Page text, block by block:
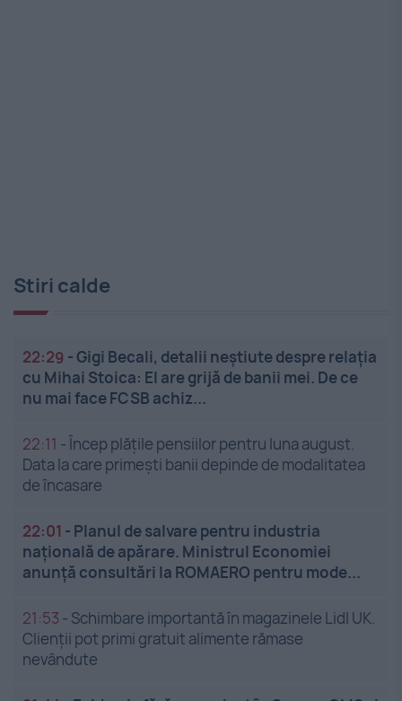
Stiri calde
22:29 -Gigi Becali, detalii neștiute despre relația
cu Mihai Stoica: El are grijă de banii mei. De ce
nu mai face FCSB achiz...
22:11 -Încep plățile pensiilor pentru luna august.
Data la care primești banii depinde de modalitatea
de încasare
22:01 - Planul de salvare pentru industria
națională de apărare. Ministrul Economiei
anunță consultări la ROMAERO pentru mode...
21:53 - Schimbare importantă în magazinele Lidl UK.
Clienții pot primi gratuit alimente rămase
nevândute